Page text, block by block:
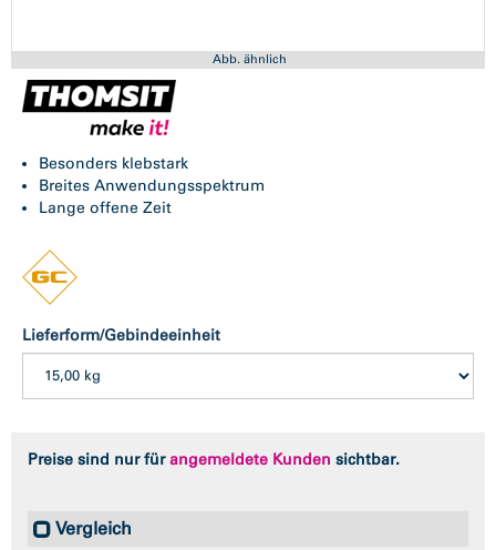
Abb. ähnlich
Besonders klebstark
Breites Anwendungsspektrum
Lange offene Zeit
Lieferform/Gebindeeinheit
Preise sind nur fürangemeldete Kunden sichtbar.
Vergleich